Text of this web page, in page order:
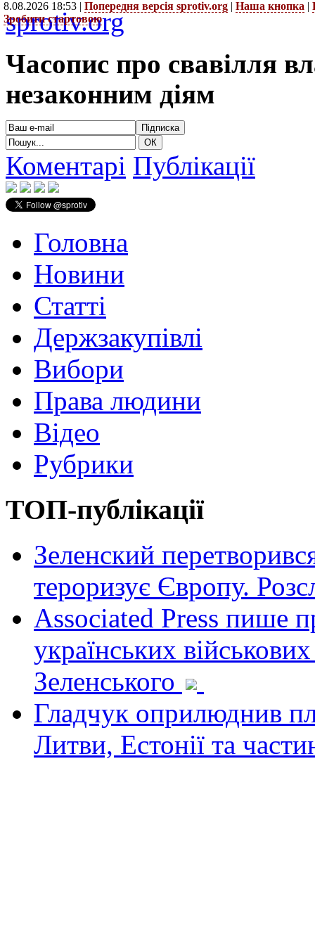
8.08.2026 18:53 | Попередня версія sprotiv.org | Наша кнопка |
Зробити стартовою
sprotiv.org
Часопис про свавілля
незаконним діям
Коментарі Публікації
Головна
Новини
Статті
Держзакупівлі
Вибори
Права людини
Відео
Рубрики
ТОП-публікації
Зеленский
тероризує Європу.
Associated Press пише
українських
Зеленського
Гладчук оприлюднив
Литви, Естонії та